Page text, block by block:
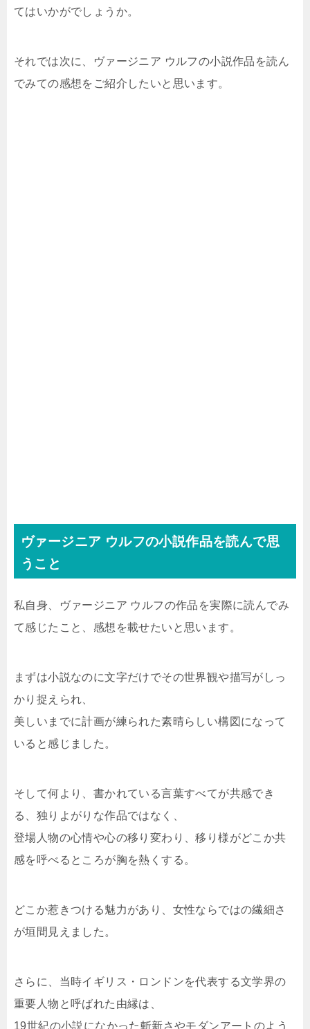
てはいかがでしょうか。
それでは次に、ヴァージニア ウルフの小説作品を読ん
でみての感想をご紹介したいと思います。
ヴァージニア ウルフの小説作品を読んで思
うこと
私自身、ヴァージニア ウルフの作品を実際に読んでみ
て感じたこと、感想を載せたいと思います。
まずは小説なのに文字だけでその世界観や描写がしっ
かり捉えられ、
美しいまでに計画が練られた素晴らしい構図になって
いると感じました。
そして何より、書かれている言葉すべてが共感でき
る、独りよがりな作品ではなく、
登場人物の心情や心の移り変わり、移り様がどこか共
感を呼べるところが胸を熱くする。
どこか惹きつける魅力があり、女性ならではの繊細さ
が垣間見えました。
さらに、当時イギリス・ロンドンを代表する文学界の
重要人物と呼ばれた由縁は、
19世紀の小説になかった斬新さやモダンアートのよう